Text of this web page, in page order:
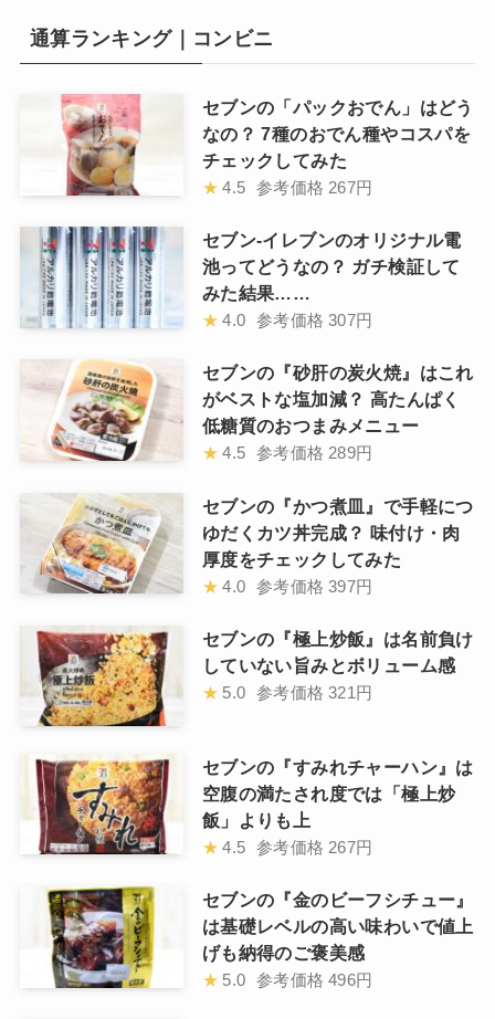
通算ランキング｜コンビニ
セブンの「パックおでん」はどう
なの？ 7種のおでん種やコスパを
チェックしてみた
★ 4.5 参考価格 267円
セブン-イレブンのオリジナル電
池ってどうなの？ ガチ検証して
みた結果……
★ 4.0 参考価格 307円
セブンの『砂肝の炭火焼』はこれ
がベストな塩加減？ 高たんぱく
低糖質のおつまみメニュー
★ 4.5 参考価格 289円
セブンの『かつ煮皿』で手軽につ
ゆだくカツ丼完成？ 味付け・肉
厚度をチェックしてみた
★ 4.0 参考価格 397円
セブンの『極上炒飯』は名前負け
していない旨みとボリューム感
★ 5.0 参考価格 321円
セブンの『すみれチャーハン』は
空腹の満たされ度では「極上炒
飯」よりも上
★ 4.5 参考価格 267円
セブンの『金のビーフシチュー』
は基礎レベルの高い味わいで値上
げも納得のご褒美感
★ 5.0 参考価格 496円